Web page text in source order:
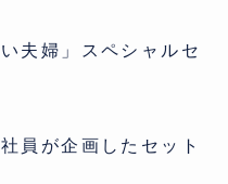
夫婦」スペシャルセ
員が企画したセット